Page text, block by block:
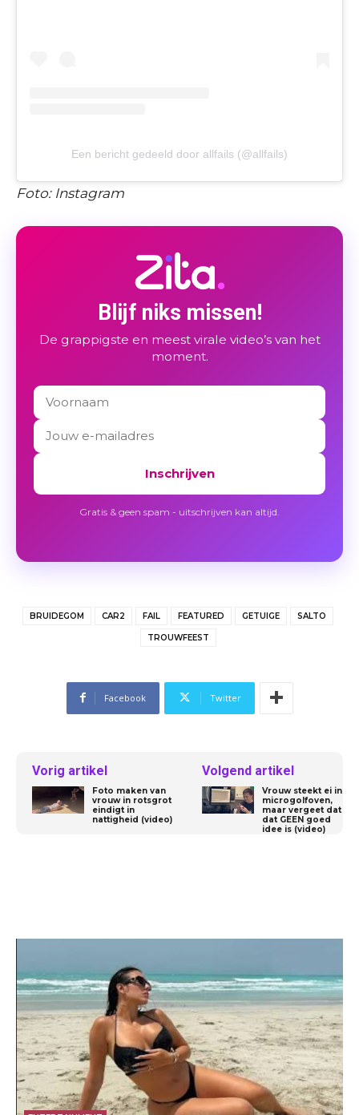
Een bericht gedeeld door allfails (@allfails)
Foto: Instagram
Blijf niks missen!
De grappigste en meest virale video’s van het
moment.
Inschrijven
Gratis & geen spam - uitschrijven kan altijd.
BRUIDEGOM CAR2 FAIL FEATURED GETUIGE SALTO
TROUWFEEST
Facebook Twitter
Vorig artikel
Foto maken van
vrouw in rotsgrot
eindigt in
nattigheid (video)
Volgend artikel
Vrouw steekt ei in
microgolfoven,
maar vergeet dat
dat GEEN goed
idee is (video)